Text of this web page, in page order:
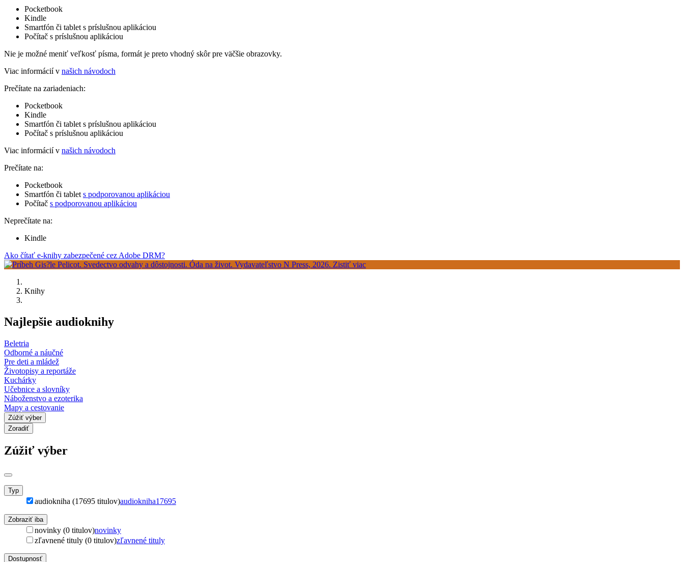
Pocketbook
Kindle
Smartfón či tablet s príslušnou aplikáciou
Počítač s príslušnou aplikáciou
Nie je možné meniť veľkosť písma, formát je preto vhodný skôr pre väčšie obrazovky.
Viac informácií v našich návodoch
Prečítate na zariadeniach:
Pocketbook
Kindle
Smartfón či tablet s príslušnou aplikáciou
Počítač s príslušnou aplikáciou
Viac informácií v našich návodoch
Prečítate na:
Pocketbook
Smartfón či tablet s podporovanou aplikáciou
Počítač s podporovanou aplikáciou
Neprečítate na:
Kindle
Ako čítať e-knihy zabezpečené cez Adobe DRM?
Knihy
Najlepšie audioknihy
Beletria
Odborné a náučné
Pre deti a mládež
Životopisy a reportáže
Kuchárky
Učebnice a slovníky
Náboženstvo a ezoterika
Mapy a cestovanie
Zúžiť výber
Zoradiť
Zúžiť výber
Typ
audiokniha (17695 titulov)audiokniha17695
Zobraziť iba
novinky (0 titulov)novinky
zľavnené tituly (0 titulov)zľavnené tituly
Dostupnosť